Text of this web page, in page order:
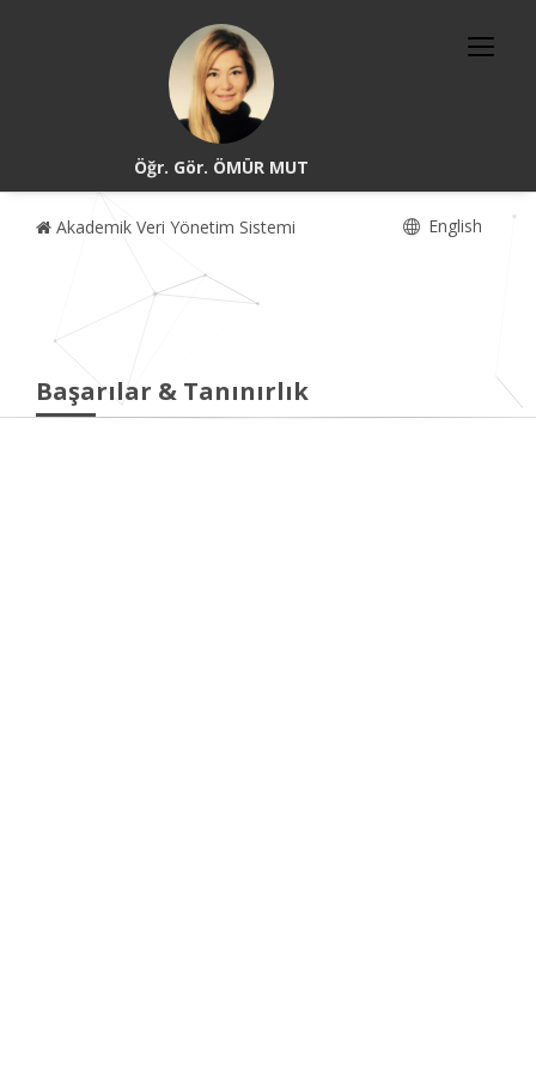
Öğr. Gör. ÖMÜR MUT
Akademik Veri Yönetim Sistemi English
Başarılar & Tanınırlık